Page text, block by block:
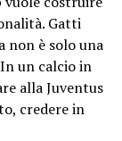
Gatti
non è solo una
un calcio in
alla Juventus
credere in